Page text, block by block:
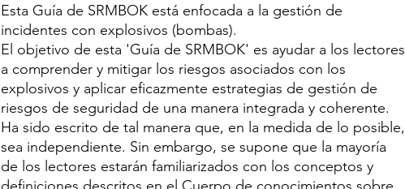
Esta Guía de SRMBOK está enfocada a la gestión de
incidentes con explosivos (bombas).
El objetivo de esta 'Guía de SRMBOK' es ayudar a los lectores
a comprender y mitigar los riesgos asociados con los
explosivos y aplicar eficazmente estrategias de gestión de
riesgos de seguridad de una manera integrada y coherente.
Ha sido escrito de tal manera que, en la medida de lo posible,
sea independiente. Sin embargo, se supone que la mayoría
de los lectores estarán familiarizados con los conceptos y